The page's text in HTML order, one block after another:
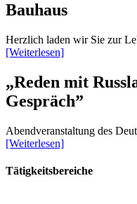
Bauhaus
Herzlich laden wir Sie zur
[Weiterlesen]
„Reden mit
Gespräch”
Abendveranstaltung des
[Weiterlesen]
Tätigkeitsbereiche